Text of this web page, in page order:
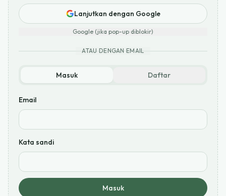
Lanjutkan dengan Google
Google (jika pop-up diblokir)
ATAU DENGAN EMAIL
Masuk Daftar
Email
Kata sandi
Masuk